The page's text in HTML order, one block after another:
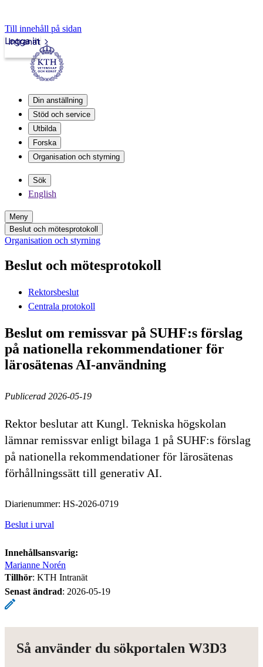
Till innehåll på sidan
Intranät
Logga in
Din anställning
Stöd och service
Utbilda
Forska
Organisation och styrning
Sök
English
Meny
Beslut och mötesprotokoll
Organisation och styrning
Beslut och mötesprotokoll
Rektorsbeslut
Centrala protokoll
Beslut om remissvar på SUHF:s förslag
på nationella rekommendationer för
lärosätenas AI-användning
Publicerad 2026-05-19
Rektor beslutar att Kungl. Tekniska högskolan
lämnar remissvar enligt bilaga 1 på SUHF:s förslag
på nationella rekommendationer för lärosätenas
förhållningssätt till generativ AI.
Diarienummer: HS-2026-0719
Beslut i urval
Innehållsansvarig:
Marianne Norén
Tillhör: KTH Intranät
Senast ändrad: 2026-05-19
Så använder du sökportalen W3D3